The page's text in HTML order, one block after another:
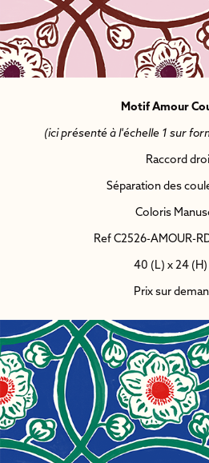
Motif Amour
(ici présenté à l'échelle 1 sur
Raccord
Séparation des
Coloris
Ref C2526-AMOUR-
40 (L) x 24
Prix sur